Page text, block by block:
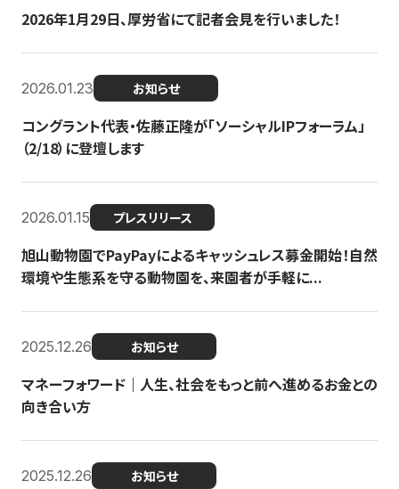
2026年1月29日、厚労省にて記者会見を行いました！
2026.01.23 お知らせ
コングラント代表・佐藤正隆が「ソーシャルIPフォーラム」
（2/18）に登壇します
2026.01.15 プレスリリース
旭山動物園でPayPayによるキャッシュレス募金開始！自然
環境や生態系を守る動物園を、来園者が手軽に...
2025.12.26 お知らせ
マネーフォワード｜人生、社会をもっと前へ進めるお金との
向き合い方
2025.12.26 お知らせ